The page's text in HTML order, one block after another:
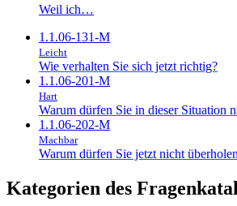
Weil ich…
1.1.06-131-M
Leicht
Wie verhalten Sie sich jetzt richtig?
1.1.06-201-M
Hart
Warum dürfen Sie in dieser Situation
1.1.06-202-M
Machbar
Warum dürfen Sie jetzt nicht
Kategorien des